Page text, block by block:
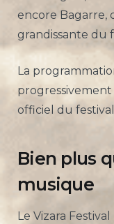
encore Bagarre,
grandissante du
La
progressivement
officiel du
Bien plus
musique
Le Vizara